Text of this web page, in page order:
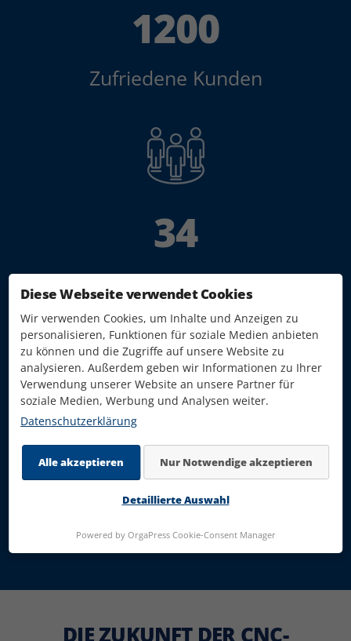
1200
Zufriedene Kunden
34
Engagierte Mitarbeiter
+20
Jahre Firmengeschichte
DIE ZUKUNFT DER CNC-
Diese Webseite verwendet Cookies
Wir verwenden Cookies, um Inhalte und Anzeigen zu
personalisieren, Funktionen für soziale Medien anbieten
zu können und die Zugriffe auf unsere Website zu
analysieren. Außerdem geben wir Informationen zu Ihrer
Verwendung unserer Website an unsere Partner für
soziale Medien, Werbung und Analysen weiter.
Datenschutzerklärung
Alle akzeptieren Nur Notwendige akzeptieren
Detaillierte Auswahl
Powered by OrgaPress Cookie-Consent Manager